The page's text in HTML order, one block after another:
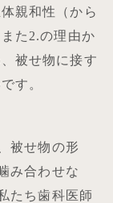
親和性（から
た2.の理由か
被せ物に接す
す。
被せ物の形
み合わせな
たち歯科医師